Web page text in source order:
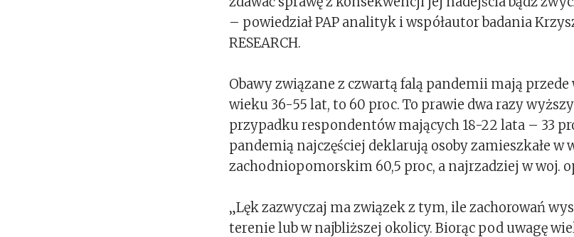
– powiedział PAP analityk i współautor badania
RESEARCH.
Obawy związane z czwartą falą pandemii mają
wieku 36-55 lat, to 60 proc. To prawie dwa razy
przypadku respondentów mających 18-22 lata – 33
pandemią najczęściej deklarują osoby zamieszkałe w
zachodniopomorskim 60,5 proc, a najrzadziej w woj.
„Lęk zazwyczaj ma związek z tym, ile zachorowań
terenie lub w najbliższej okolicy. Biorąc pod uwagę